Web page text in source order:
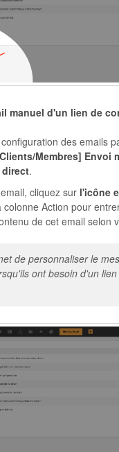
manuel d'un lien de
des emails
Membres] Envoi
.
cliquez sur l'icône
colonne Action pour
de cet email selon
de personnaliser le
ont besoin d'un